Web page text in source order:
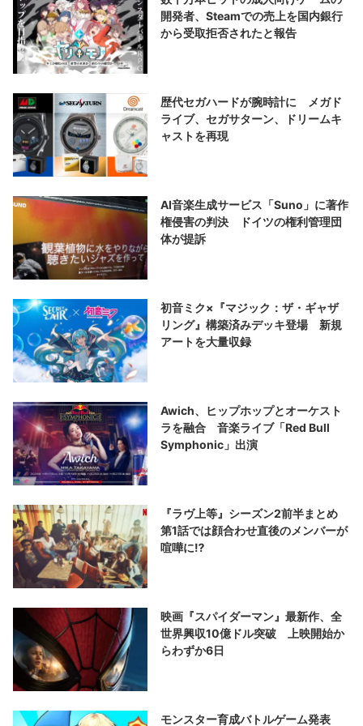
開発者、Steamでの売上を国内銀行
から受取拒否されたと報告
歴代セガハードが腕時計に メガド
ライブ、セガサターン、ドリームキ
ャストを再現
AI音楽生成サービス「Suno」に著作
権侵害の判決 ドイツの権利管理団
体が提訴
初音ミク×『マジック：ザ・ギャザ
リング』構築済みデッキ登場 新規
アートを大量収録
Awich、ヒップホップとオーケスト
ラを融合 音楽ライブ「Red Bull
Symphonic」出演
『ラヴ上等』シーズン2前半まとめ
第1話では顔合わせ直後のメンバーが
喧嘩に⁉︎
映画『スパイダーマン』最新作、全
世界興収10億ドル突破 上映開始か
らわずか6日
モンスター育成バトルゲーム発表